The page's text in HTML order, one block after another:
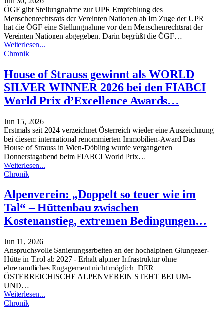
ÖGF gibt Stellungnahme zur UPR Empfehlung des
Menschenrechtsrats der Vereinten Nationen ab Im Zuge der UPR
hat die ÖGF eine Stellungnahme vor dem Menschenrechtsrat der
Vereinten Nationen abgegeben. Darin begrüßt die ÖGF…
Weiterlesen...
Chronik
House of Strauss gewinnt als WORLD
SILVER WINNER 2026 bei den FIABCI
World Prix d’Excellence Awards…
Jun 15, 2026
Erstmals seit 2024 verzeichnet Österreich wieder eine Auszeichnung
bei diesem international renommierten Immobilien-Award Das
House of Strauss in Wien-Döbling wurde vergangenen
Donnerstagabend beim FIABCI World Prix…
Weiterlesen...
Chronik
Alpenverein: „Doppelt so teuer wie im
Tal“ – Hüttenbau zwischen
Kostenanstieg, extremen Bedingungen…
Jun 11, 2026
Anspruchsvolle Sanierungsarbeiten an der hochalpinen Glungezer-
Hütte in Tirol ab 2027 - Erhalt alpiner Infrastruktur ohne
ehrenamtliches Engagement nicht möglich. DER
ÖSTERREICHISCHE ALPENVEREIN STEHT BEI UM-
UND…
Weiterlesen...
Chronik